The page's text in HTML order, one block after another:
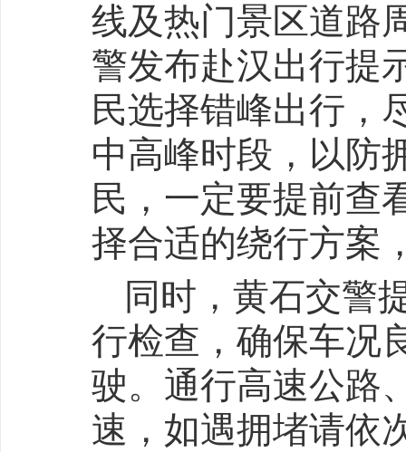
线及热门景区道路
警发布赴汉出行提
民选择错峰出行，
中高峰时段，以防
民，一定要提前查
择合适的绕行方案
同时，黄石交警
行检查，确保车况
驶。通行高速公路
速，如遇拥堵请依